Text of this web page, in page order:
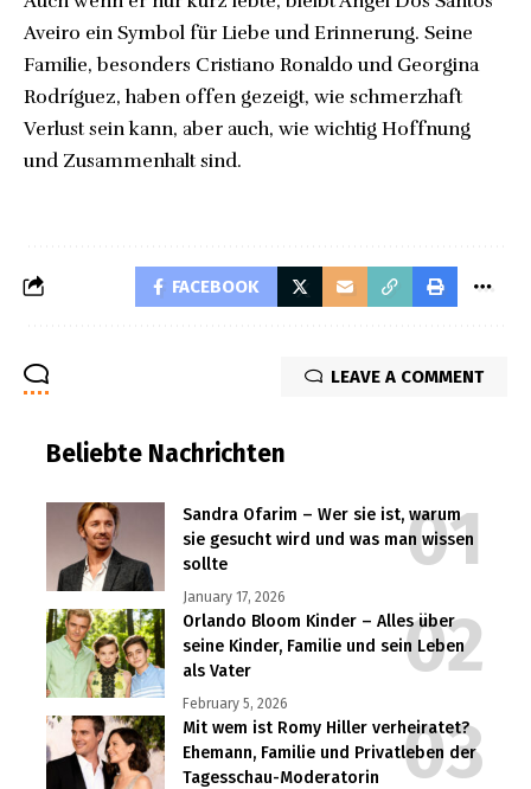
Aveiro ein Symbol für Liebe und Erinnerung. Seine
Familie, besonders Cristiano Ronaldo und Georgina
Rodríguez, haben offen gezeigt, wie schmerzhaft
Verlust sein kann, aber auch, wie wichtig Hoffnung
und Zusammenhalt sind.
FACEBOOK
LEAVE A COMMENT
Beliebte Nachrichten
Sandra Ofarim – Wer sie ist, warum
sie gesucht wird und was man wissen
sollte
January 17, 2026
Orlando Bloom Kinder – Alles über
seine Kinder, Familie und sein Leben
als Vater
February 5, 2026
Mit wem ist Romy Hiller verheiratet?
Ehemann, Familie und Privatleben der
Tagesschau-Moderatorin